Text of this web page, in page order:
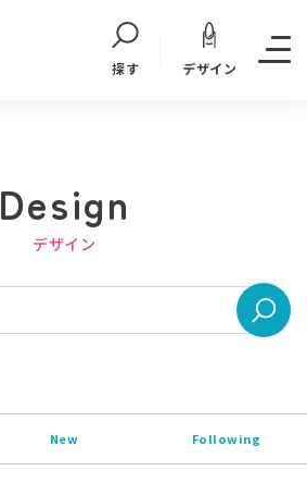
探す デザイン
Design
デザイン
New Following